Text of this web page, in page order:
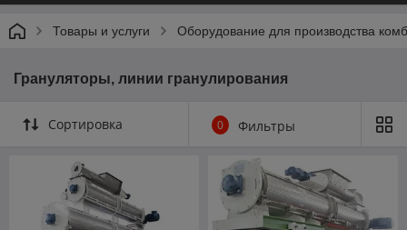
Товары и услуги Оборудование для производства
Грануляторы, линии гранулирования
Сортировка 0 Фильтры